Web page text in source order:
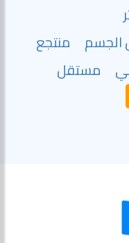
الجسم
منتجع
مستقل